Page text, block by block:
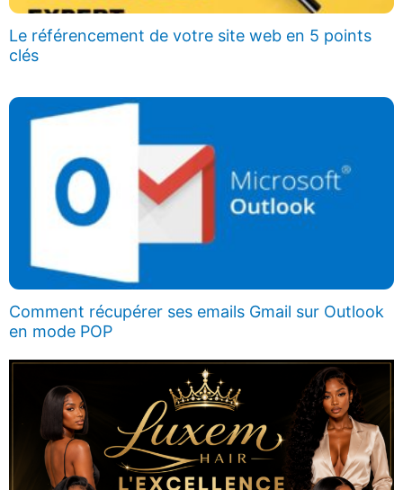
Le référencement de votre site web en 5 points
clés
Comment récupérer ses emails Gmail sur Outlook
en mode POP